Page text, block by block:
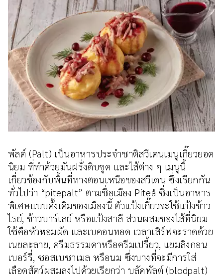
พัลต์ (Palt) เป็นอาหารประจำชาติสวีเดนเมนูเกี๊ยวยอด
นิยม ที่ทำด้วยมันฝรั่งดิบขูด และไส้ต่าง ๆ เมนูนี้
เกี่ยวข้องกับพื้นที่ทางตอนเหนือของสวีเดน ซึ่งเรียกกัน
ทั่วไปว่า “pitepalt” ตามชื่อเมือง Piteå ซึ่งเป็นอาหาร
พิเศษแบบดั้งเดิมของเมืองนี้ ตัวแป้งเกี๊ยวจะใช้แป้งข้าว
ไรย์, ข้าวบาร์เลย์ หรือแป้งสาลี ส่วนผสมของไส้ที่นิยม
ใช้คือหัวหอมผัด และเบคอนทอด เวลาเสิร์ฟจะราดด้วย
เนยละลาย, ครีมธรรมดาหรือครีมเปรี้ยว, แยมลิงกอน
เบอร์รี่, ซอสเบชาเมล หรือนม ซึ่งบางที่จะมีการใส่
เลือดสัตว์ผสมลงไปด้วยเรียกว่า บลัดพัลต์ (blodpalt)